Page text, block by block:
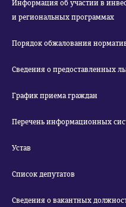
Информация об участии в
и региональных программах
Порядок обжалования
Сведения о предоставленных
График приема граждан
Перечень информационных
Устав
Список депутатов
Сведения о вакантных